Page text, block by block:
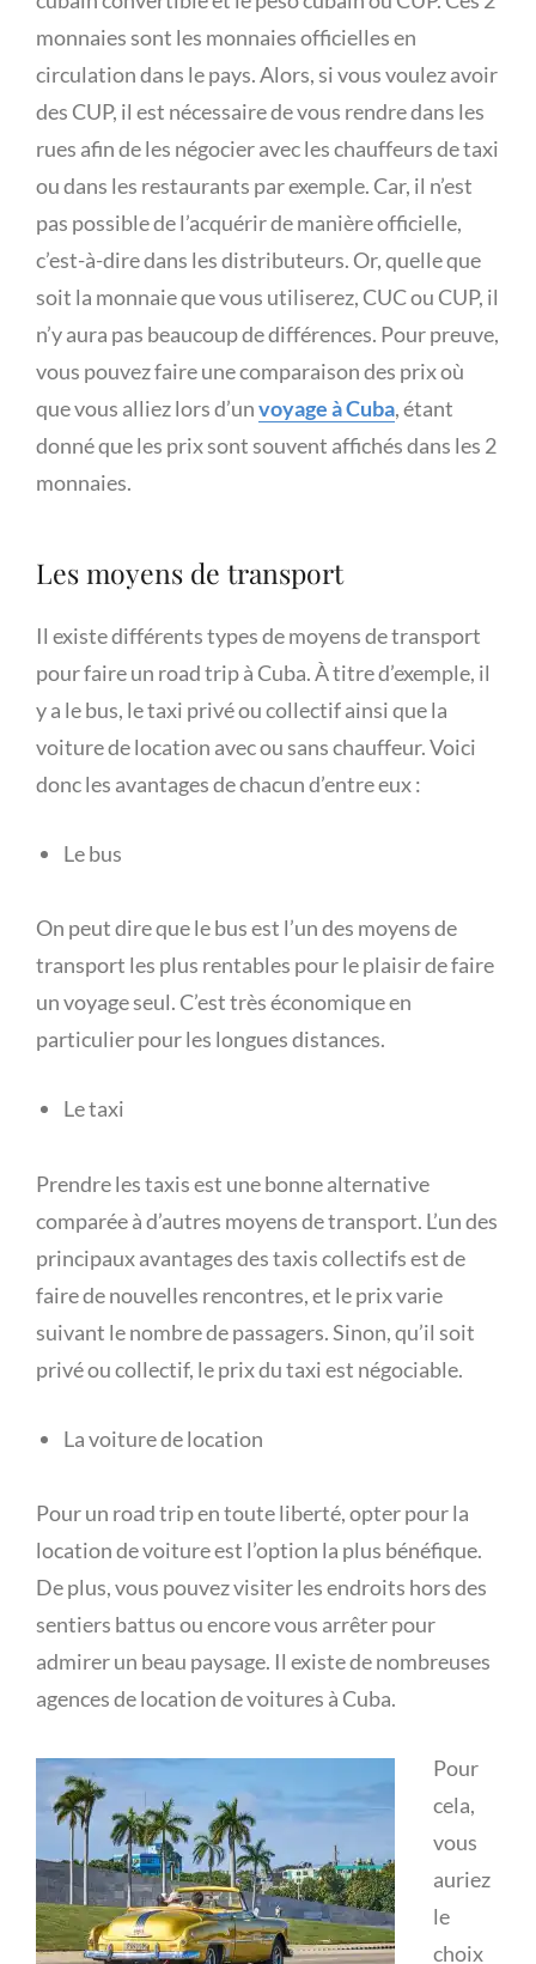
monnaies sont les monnaies officielles en
circulation dans le pays. Alors, si vous voulez avoir
des CUP, il est nécessaire de vous rendre dans les
rues afin de les négocier avec les chauffeurs de taxi
ou dans les restaurants par exemple. Car, il n’est
pas possible de l’acquérir de manière officielle,
c’est-à-dire dans les distributeurs. Or, quelle que
soit la monnaie que vous utiliserez, CUC ou CUP, il
n’y aura pas beaucoup de différences. Pour preuve,
vous pouvez faire une comparaison des prix où
que vous alliez lors d’unvoyage à Cuba, étant
donné que les prix sont souvent affichés dans les 2
monnaies.
Les moyens de transport
Il existe différents types de moyens de transport
pour faire un road trip à Cuba. À titre d’exemple, il
y a le bus, le taxi privé ou collectif ainsi que la
voiture de location avec ou sans chauffeur. Voici
donc les avantages de chacun d’entre eux :
Le bus
On peut dire que le bus est l’un des moyens de
transport les plus rentables pour le plaisir de faire
un voyage seul. C’est très économique en
particulier pour les longues distances.
Le taxi
Prendre les taxis est une bonne alternative
comparée à d’autres moyens de transport. L’un des
principaux avantages des taxis collectifs est de
faire de nouvelles rencontres, et le prix varie
suivant le nombre de passagers. Sinon, qu’il soit
privé ou collectif, le prix du taxi est négociable.
La voiture de location
Pour un road trip en toute liberté, opter pour la
location de voiture est l’option la plus bénéfique.
De plus, vous pouvez visiter les endroits hors des
sentiers battus ou encore vous arrêter pour
admirer un beau paysage. Il existe de nombreuses
agences de location de voitures à Cuba.
Pour
cela,
vous
auriez
le
choix